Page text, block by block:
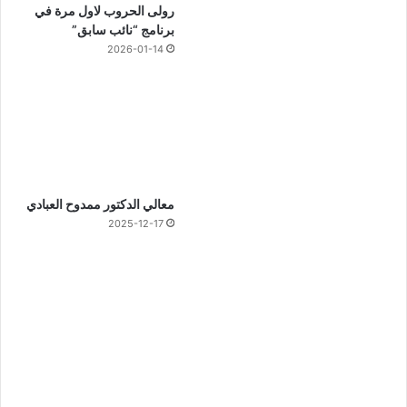
رولى الحروب لاول مرة في
برنامج “نائب سابق”
2026-01-14
معالي الدكتور ممدوح العبادي
2025-12-17